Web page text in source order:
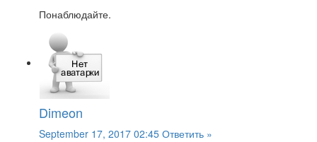
Понаблюдайте.
Dimeon
September 17, 2017 02:45 Ответить »